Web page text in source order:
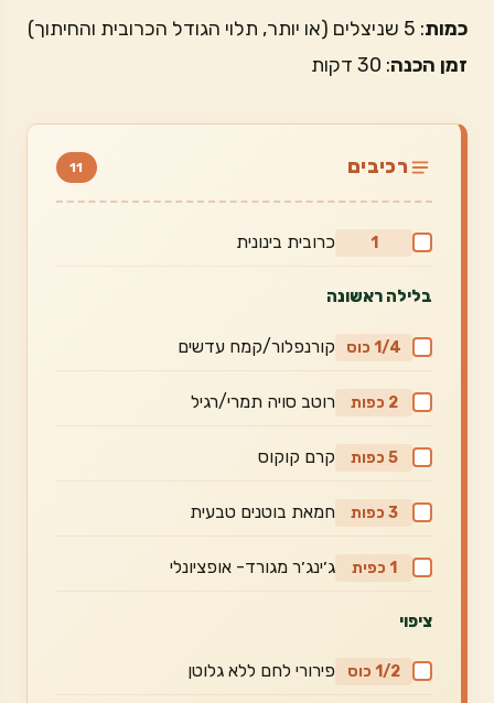
כמות: 5 שניצלים (או יותר, תלוי הגודל הכרובית והחיתוך)
זמן הכנה: 30 דקות
רכיבים 11
1 כרובית בינונית
בלילה ראשונה
1/4 כוס קורנפלור/קמח עדשים
2 כפות רוטב סויה תמרי/רגיל
5 כפות קרם קוקוס
3 כפות חמאת בוטנים טבעית
1 כפית ג׳ינג׳ר מגורד- אופציונלי
ציפוי
1/2 כוס פירורי לחם ללא גלוטן